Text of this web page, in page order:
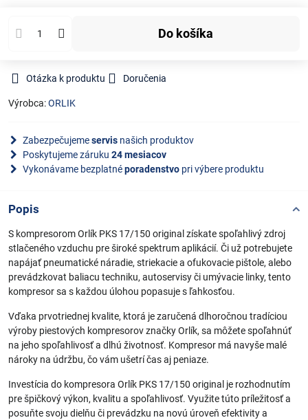
Do košíka
Otázka k produktu Doručenia
Výrobca:ORLIK
Zabezpečujemeservis našich produktov
Poskytujeme záruku 24 mesiacov
Vykonávame bezplatnéporadenstvo pri výbere produktu
Popis
S kompresorom Orlík PKS 17/150 original získate spoľahlivý zdroj
stlačeného vzduchu pre široké spektrum aplikácií. Či už potrebujete
napájať pneumatické náradie, striekacie a ofukovacie pištole, alebo
prevádzkovat baliacu techniku, autoservisy či umývacie linky, tento
kompresor sa s každou úlohou popasuje s ľahkosťou.
Vďaka prvotriednej kvalite, ktorá je zaručená dlhoročnou tradíciou
výroby piestových kompresorov značky Orlík, sa môžete spoľahnúť
na jeho spoľahlivosť a dlhú životnosť. Kompresor má navyše malé
nároky na údržbu, čo vám ušetrí čas aj peniaze.
Investícia do kompresora Orlík PKS 17/150 original je rozhodnutím
pre špičkový výkon, kvalitu a spoľahlivosť. Využite túto príležitosť a
posuňte svoju dielňu či prevádzku na novú úroveň efektivity a